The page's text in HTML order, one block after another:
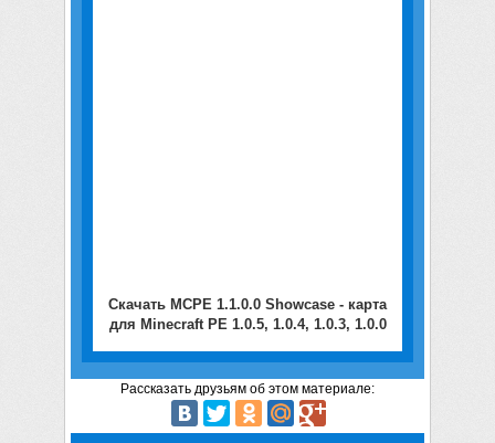
Скачать MCPE 1.1.0.0 Showcase - карта
для Minecraft PE 1.0.5, 1.0.4, 1.0.3, 1.0.0
Рассказать друзьям об этом материале: